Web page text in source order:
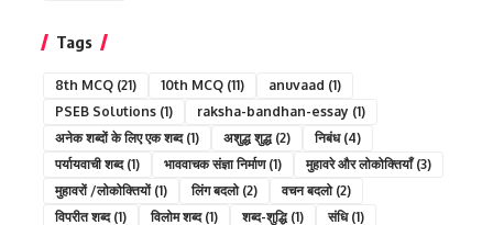
Tags
8th MCQ (21) 10th MCQ (11) anuvaad (1)
PSEB Solutions (1) raksha-bandhan-essay (1)
अनेक शब्दों के लिए एक शब्द(1) अशुद्ध शुद्ध(2) निबंध(4)
पर्यायवाची शब्द(1) भाववाचक संज्ञा निर्माण(1) मुहावरे और लोकोक्तियाँ(3)
मुहावरों /लोकोक्तियों(1) लिंग बदलो(2) वचन बदलो(2)
विपरीत शब्द(1) विलोम शब्द(1) शब्द-शुद्धि(1) संधि(1)